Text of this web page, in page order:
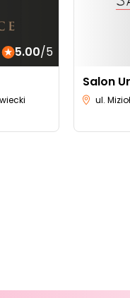
5.00/5
Salon
ul.